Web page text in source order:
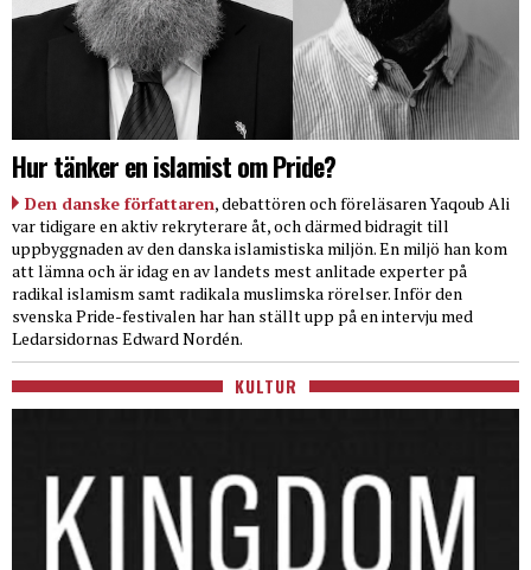
Hur tänker en islamist om Pride?
Den danske författaren, debattören och föreläsaren Yaqoub Ali
var tidigare en aktiv rekryterare åt, och därmed bidragit till
uppbyggnaden av den danska islamistiska miljön. En miljö han kom
att lämna och är idag en av landets mest anlitade experter på
radikal islamism samt radikala muslimska rörelser. Inför den
svenska Pride-festivalen har han ställt upp på en intervju med
Ledarsidornas Edward Nordén.
KULTUR